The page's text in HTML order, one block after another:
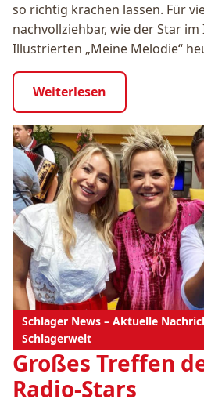
so richtig krachen lassen. Für
nachvollziehbar, wie der Star
Illustrierten „Meine Melodie“
Weiterlesen
Schlager News – Aktuelle
Schlagerwelt
Großes Treffen
Radio-Stars